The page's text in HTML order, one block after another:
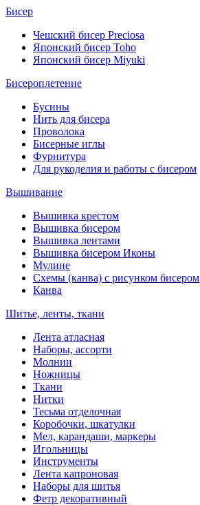
Бисер
Чешский бисер Preciosa
Японский бисер Toho
Японский бисер Miyuki
Бисероплетение
Бусины
Нить для бисера
Проволока
Бисерные иглы
Фурнитура
Для рукоделия и работы с бисером
Вышивание
Вышивка крестом
Вышивка бисером
Вышивка лентами
Вышивка бисером Иконы
Мулине
Схемы (канва) с рисунком бисером
Канва
Шитье, ленты, ткани
Лента атласная
Наборы, ассорти
Молнии
Ножницы
Ткани
Нитки
Тесьма отделочная
Коробочки, шкатулки
Мел, карандаши, маркеры
Игольницы
Инструменты
Лента капроновая
Наборы для шитья
Фетр декоративный